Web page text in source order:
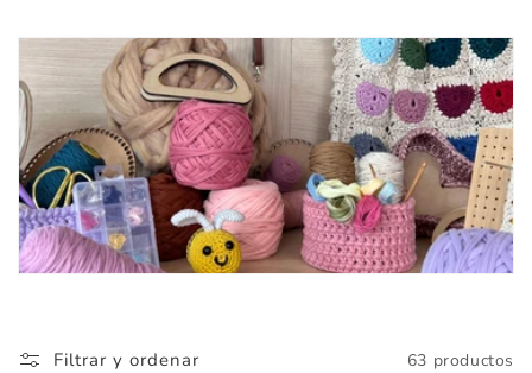
n
:
Filtrar y ordenar 63 productos